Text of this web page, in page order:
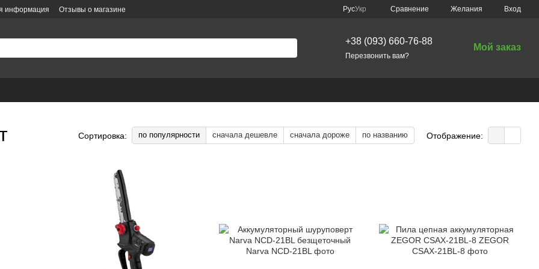
информация
Отзывы о магазине
РусУкр Сравнение Желания Вход
+38 (093) 660-76-88
Перезвонить вам?
Мой заказ
Сортировка: по популярности сначала дешевле сначала дороже по названию Отображение: